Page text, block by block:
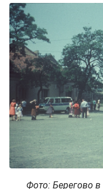
Фото: Берегово в